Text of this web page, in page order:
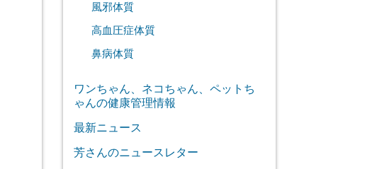
風邪体質
高血圧症体質
鼻病体質
ワンちゃん、ネコちゃん、ペットち
ゃんの健康管理情報
最新ニュース
芳さんのニュースレター